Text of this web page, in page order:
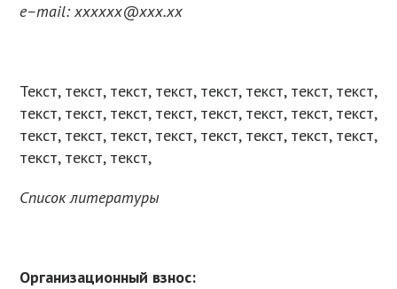
e–mail:xxxxxx@xxx.xx
Текст, текст, текст, текст, текст, текст, текст, текст,
текст, текст, текст, текст, текст, текст, текст, текст,
текст, текст, текст, текст, текст, текст, текст, текст,
текст, текст, текст,
Список литературы
Организационный взнос: